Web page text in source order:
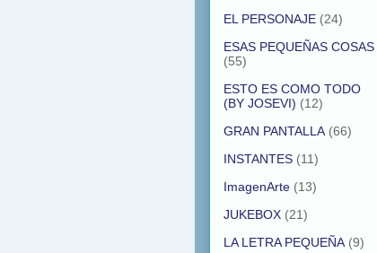
EL PERSONAJE (24)
ESAS PEQUEÑAS COSAS
(55)
ESTO ES COMO TODO
(BY JOSEVI) (12)
GRAN PANTALLA (66)
INSTANTES (11)
ImagenArte (13)
JUKEBOX (21)
LA LETRA PEQUEÑA (9)